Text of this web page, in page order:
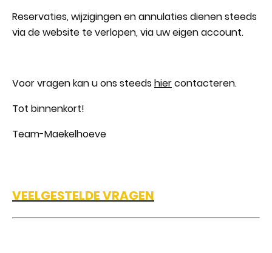
Reservaties, wijzigingen en annulaties dienen steeds
via de website te verlopen, via uw eigen account.
Voor vragen kan u ons steedshiercontacteren.
Tot binnenkort!
Team-Maekelhoeve
VEELGESTELDE VRAGEN